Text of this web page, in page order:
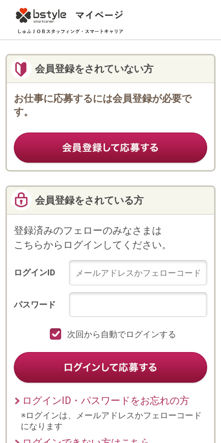
お仕事に応募するには会員登録が必要で
会員登録をされている方
登録済みのフェローのみなさまは
ログインID
次回から自動でログインする
ログインID・パスワードをお忘れの方
※ログインは、メールアドレスかフェローコード
になります
ログインできない方はこちら
プライバシーポリシー
© 2023 b-style smartcareer Inc.